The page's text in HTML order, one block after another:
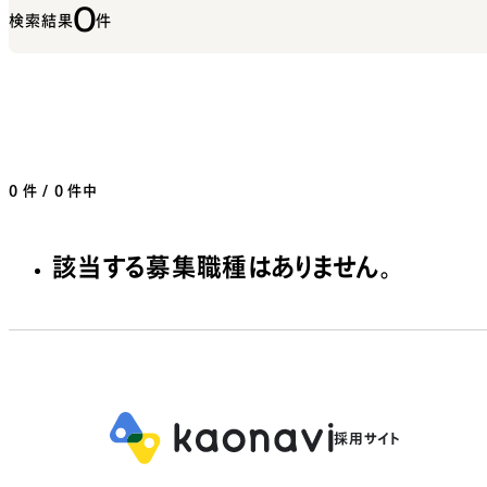
検索結果0件
0 件 / 0 件中
該当する募集職種はありません。